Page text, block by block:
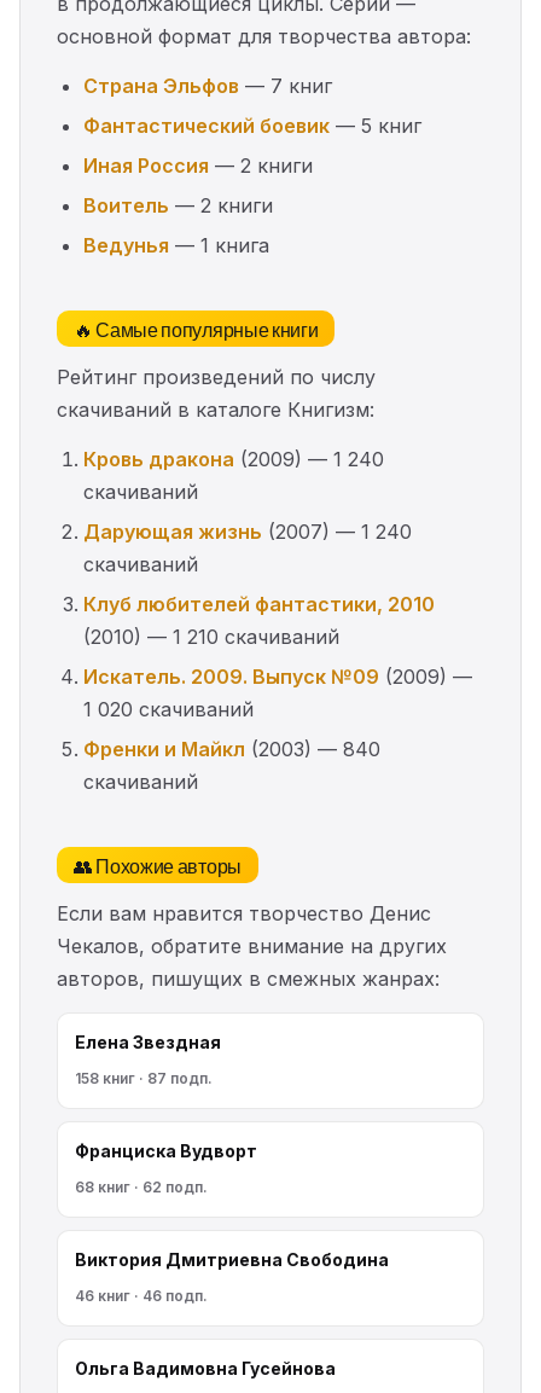
основной формат для творчества автора:
Страна Эльфов — 7 книг
Фантастический боевик — 5 книг
Иная Россия — 2 книги
Воитель — 2 книги
Ведунья — 1 книга
🔥 Самые популярные книги
Рейтинг произведений по числу
скачиваний в каталоге Книгизм:
Кровь дракона (2009) — 1 240
скачиваний
Дарующая жизнь (2007) — 1 240
скачиваний
Клуб любителей фантастики, 2010
(2010) — 1 210 скачиваний
Искатель. 2009. Выпуск №09 (2009) —
1 020 скачиваний
Френки и Майкл (2003) — 840
скачиваний
👥 Похожие авторы
Если вам нравится творчество Денис
Чекалов, обратите внимание на других
авторов, пишущих в смежных жанрах:
Елена Звездная
158 книг · 87 подп.
Франциска Вудворт
68 книг · 62 подп.
Виктория Дмитриевна Свободина
46 книг · 46 подп.
Ольга Вадимовна Гусейнова